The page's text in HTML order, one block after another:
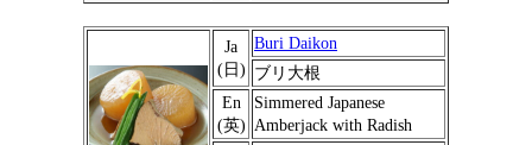
Ja
(日)
Buri Daikon
ブリ大根
En
(英)
Simmered Japanese
Amberjack with Radish